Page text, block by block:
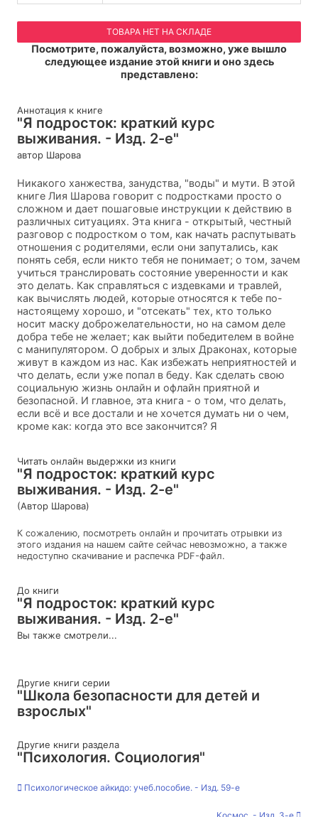
ТОВАРА НЕТ НА СКЛАДЕ
Посмотрите, пожалуйста, возможно, уже вышло
следующее издание этой книги и оно здесь
представлено:
Аннотация к книге
"Я подросток: краткий курс
выживания. - Изд. 2-е"
автор Шарова
Никакого ханжества, занудства, "воды" и мути. В этой
книге Лия Шарова говорит с подростками просто о
сложном и дает пошаговые инструкции к действию в
различных ситуациях. Эта книга - открытый, честный
разговор с подростком о том, как начать распутывать
отношения с родителями, если они запутались, как
понять себя, если никто тебя не понимает; о том, зачем
учиться транслировать состояние уверенности и как
это делать. Как справляться с издевками и травлей,
как вычислять людей, которые относятся к тебе по-
настоящему хорошо, и "отсекать" тех, кто только
носит маску доброжелательности, но на самом деле
добра тебе не желает; как выйти победителем в войне
с манипулятором. О добрых и злых Драконах, которые
живут в каждом из нас. Как избежать неприятностей и
что делать, если уже попал в беду. Как сделать свою
социальную жизнь онлайн и офлайн приятной и
безопасной. И главное, эта книга - о том, что делать,
если всё и все достали и не хочется думать ни о чем,
кроме как: когда это все закончится? Я
Читать онлайн выдержки из книги
"Я подросток: краткий курс
выживания. - Изд. 2-е"
(Автор Шарова)
К сожалению, посмотреть онлайн и прочитать отрывки из
этого издания на нашем сайте сейчас невозможно, а также
недоступно скачивание и распечка PDF-файл.
До книги
"Я подросток: краткий курс
выживания. - Изд. 2-е"
Вы также смотрели...
Другие книги серии
"Школа безопасности для детей и
взрослых"
Другие книги раздела
"Психология. Социология"
Психологическое айкидо: учеб.пособие. - Изд. 59-е